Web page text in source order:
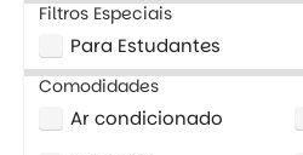
Filtros Especiais
Para Estudantes
Comodidades
Ar condicionado